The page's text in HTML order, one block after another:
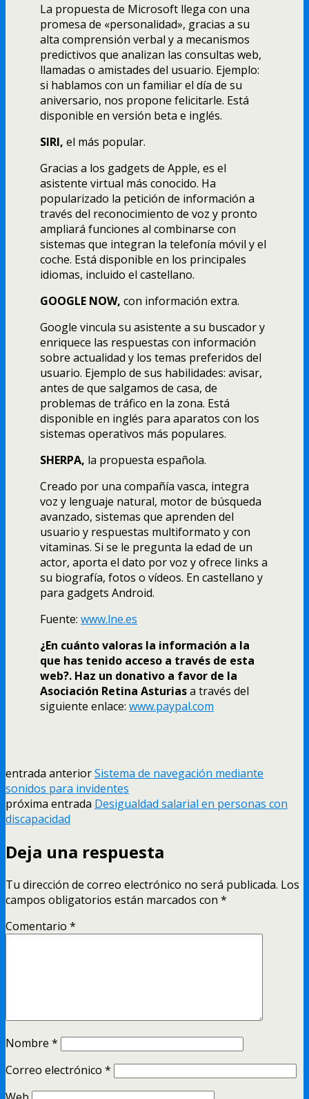
La propuesta de Microsoft llega con una
promesa de «personalidad», gracias a su
alta comprensión verbal y a mecanismos
predictivos que analizan las consultas web,
llamadas o amistades del usuario. Ejemplo:
si hablamos con un familiar el día de su
aniversario, nos propone felicitarle. Está
disponible en versión beta e inglés.
SIRI, el más popular.
Gracias a los gadgets de Apple, es el
asistente virtual más conocido. Ha
popularizado la petición de información a
través del reconocimiento de voz y pronto
ampliará funciones al combinarse con
sistemas que integran la telefonía móvil y el
coche. Está disponible en los principales
idiomas, incluido el castellano.
GOOGLE NOW, con información extra.
Google vincula su asistente a su buscador y
enriquece las respuestas con información
sobre actualidad y los temas preferidos del
usuario. Ejemplo de sus habilidades: avisar,
antes de que salgamos de casa, de
problemas de tráfico en la zona. Está
disponible en inglés para aparatos con los
sistemas operativos más populares.
SHERPA, la propuesta española.
Creado por una compañía vasca, integra
voz y lenguaje natural, motor de búsqueda
avanzado, sistemas que aprenden del
usuario y respuestas multiformato y con
vitaminas. Si se le pregunta la edad de un
actor, aporta el dato por voz y ofrece links a
su biografía, fotos o vídeos. En castellano y
para gadgets Android.
Fuente: www.lne.es
¿En cuánto valoras la información a la
que has tenido acceso a través de esta
web?. Haz un donativo a favor de la
Asociación Retina Asturiasa través del
siguiente enlace: www.paypal.com
entrada anteriorSistema de navegación mediante
sonidos para invidentes
próxima entrada Desigualdad salarial en personas con
discapacidad
Deja una respuesta
Tu dirección de correo electrónico no será publicada. Los
campos obligatorios están marcados con *
Comentario *
Nombre *
Correo electrónico *